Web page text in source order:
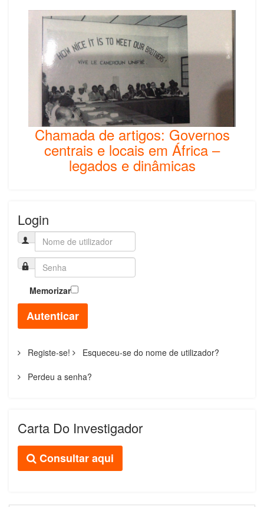
Chamada de artigos: Governos
centrais e locais em África –
legados e dinâmicas
Login
Memorizar
Autenticar
Registe-se! Esqueceu-se do nome de utilizador?
Perdeu a senha?
Carta Do Investigador
Consultar aqui